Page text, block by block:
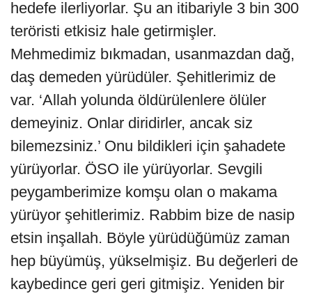
hedefe ilerliyorlar. Şu an itibariyle 3 bin 300
teröristi etkisiz hale getirmişler.
Mehmedimiz bıkmadan, usanmazdan dağ,
daş demeden yürüdüler. Şehitlerimiz de
var. ‘Allah yolunda öldürülenlere ölüler
demeyiniz. Onlar diridirler, ancak siz
bilemezsiniz.’ Onu bildikleri için şahadete
yürüyorlar. ÖSO ile yürüyorlar. Sevgili
peygamberimize komşu olan o makama
yürüyor şehitlerimiz. Rabbim bize de nasip
etsin inşallah. Böyle yürüdüğümüz zaman
hep büyümüş, yükselmişiz. Bu değerleri de
kaybedince geri geri gitmişiz. Yeniden bir